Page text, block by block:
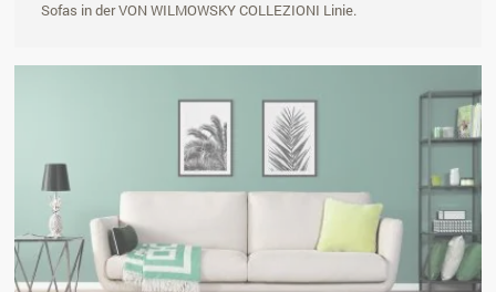
Sofas in der VON WILMOWSKY COLLEZIONI Linie.